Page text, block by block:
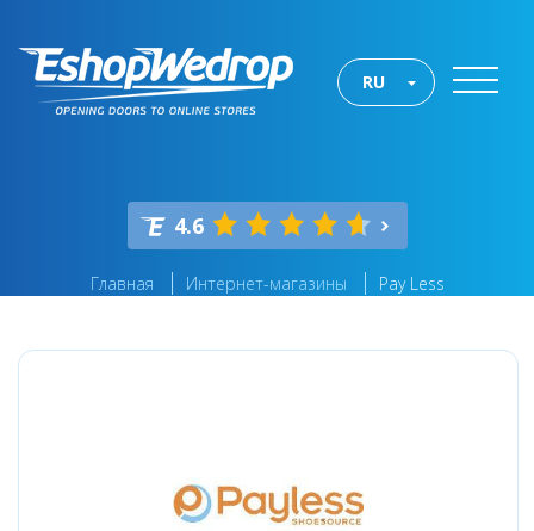
RU
4.6
Главная Интернет-магазины Pay Less